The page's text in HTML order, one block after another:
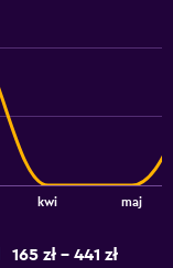
kwi maj
165 zł - 441 zł